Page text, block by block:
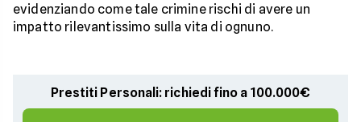
evidenziando come tale crimine rischi di avere un
impatto rilevantissimo sulla vita di ognuno.
Prestiti Personali: richiedi fino a 100.000€